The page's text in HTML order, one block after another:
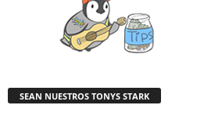
SEAN NUESTROS TONYS STARK